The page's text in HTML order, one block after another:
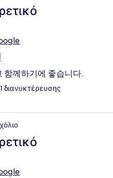
함께하기에 좋습니다.
διανυκτέρευσης